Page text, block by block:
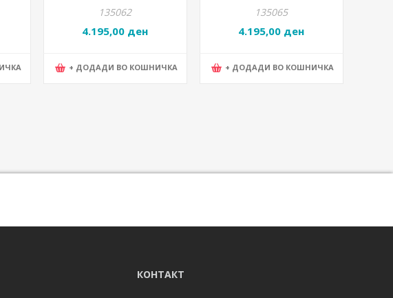
135062
4.195,00 ден
+ ДОДАДИ ВО КОШНИЧКА
135065
4.195,00 ден
+ ДОДАДИ ВО КОШНИЧКА
КОНТАКТ